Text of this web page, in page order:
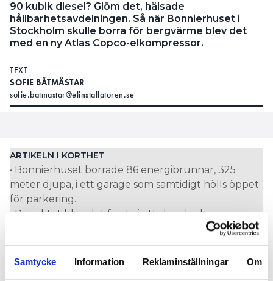
Samtycke Information Reklaminställningar Om
90 kubik diesel? Glöm det, hälsade
hållbarhetsavdelningen. Så när Bonnierhuset i
Stockholm skulle borra för bergvärme blev det
med en ny Atlas Copco-elkompressor.
TEXT
SOFIE BÅTMÄSTAR
sofie.batmastar@elinstallatoren.se
ARTIKELN I KORTHET
• Bonnierhuset borrade 86 energibrunnar, 325
meter djupa, i ett garage som samtidigt hölls öppet
för parkering.
• Projektet blev det första i sitt slag där borriggarna
drevs med en elkompressor i stället för diesel.
• Trots skitigt jobb inomhus med en hel del
borrkaxbesvär minns Patrik Liversten på Bonnier